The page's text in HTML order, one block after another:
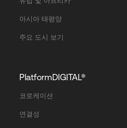
아시아 태평양
주요 도시 보기
PlatformDIGITAL®
코로케이션
연결성